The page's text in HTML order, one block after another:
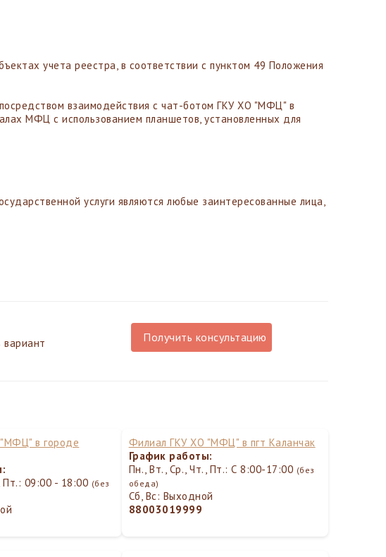
учета реестра, в соответствии с пунктом 49 Положения
взаимодействия с чат-ботом ГКУ ХО "МФЦ" в
МФЦ с использованием планшетов, установленных для
услуги являются любые заинтересованные лица,
Получить консультацию
в городе
Пт.: 09:00 - 18:00 (без
Филиал ГКУ ХО "МФЦ" в пгт Каланчак
График работы:
Пн., Вт., Ср., Чт., Пт.: С 8:00-17:00 (без
обеда)
Сб, Вс: Выходной
88003019999